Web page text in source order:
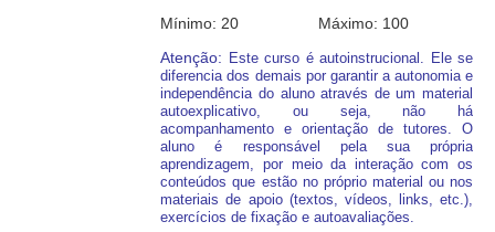
Mínimo: 20 Máximo: 100
Atenção: Este curso é autoinstrucional. Ele se
diferencia dos demais por garantir a autonomia e
independência do aluno através de um material
autoexplicativo, ou seja, não há
acompanhamento e orientação de tutores. O
aluno é responsável pela sua própria
aprendizagem, por meio da interação com os
conteúdos que estão no próprio material ou nos
materiais de apoio (textos, vídeos, links, etc.),
exercícios de fixação e autoavaliações.